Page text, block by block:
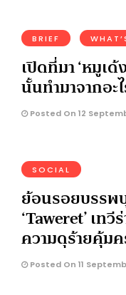
BRIEF
เปิดที่มา ‘หมูเ
นั้นทำมาจากอะ
Posted On 12
SOCIAL
ย้อนรอยบรรพ
‘Taweret’ เท
ความดุร้ายคุ้ม
Posted On 11